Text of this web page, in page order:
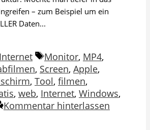
– zum Beispiel um ein
Daten...
Internet Schlagwörter
Monitor, MP4,
, Screen, Apple,
, Tool, filmen,
, web, Internet, Windows,
Kommentar hinterlassen